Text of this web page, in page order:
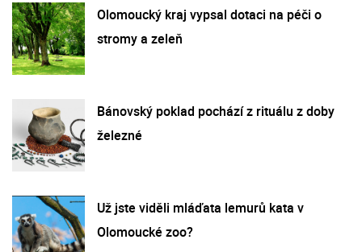
Olomoucký kraj vypsal dotaci na péči o
stromy a zeleň
Bánovský poklad pochází z rituálu z doby
železné
Už jste viděli mláďata lemurů kata v
Olomoucké zoo?